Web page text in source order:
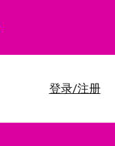
登录/注册